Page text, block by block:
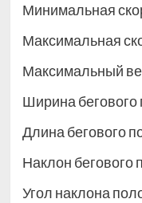
Минимальная
Максимальная
Максимальный
Ширина бегового
Длина бегового
Наклон бегового
Угол наклона